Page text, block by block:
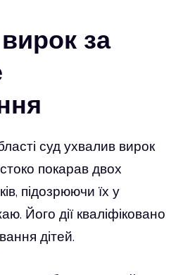
за
суд ухвалив вирок
покарав двох
підозрюючи їх у
Його дії кваліфіковано
дітей.